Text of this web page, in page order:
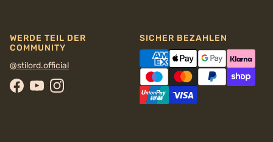
WERDE TEIL DER
COMMUNITY
@stilord.official
Facebook
YouTubeInstagram
SICHER BEZAHLEN